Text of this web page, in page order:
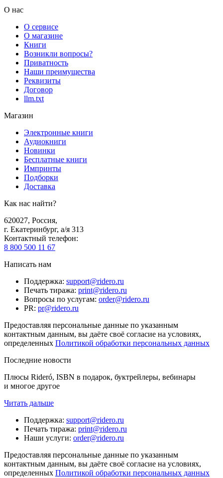
О нас
О сервисе
О магазине
Книги
Возникли вопросы?
Приватность
Наши преимущества
Реквизиты
Договор
llm.txt
Магазин
Электронные книги
Аудиокниги
Новинки
Бесплатные книги
Импринты
Подборки
Доставка
Как нас найти?
620027, Россия,
г. Екатеринбург, а/я 313
Контактный телефон:
8 800 500 11 67
Написать нам
Поддержка: support@ridero.ru
Печать тиража: print@ridero.ru
Вопросы по услугам: order@ridero.ru
PR: pr@ridero.ru
Предоставляя персональные данные по указанным
контактным данным, вы даёте своё согласие на условиях,
определенных Политикой обработки персональных данных
Последние новости
Плюсы Rideró, ISBN в подарок, буктрейлеры, вебинары
и многое другое
Читать дальше
Поддержка: support@ridero.ru
Печать тиража: print@ridero.ru
Наши услуги: order@ridero.ru
Предоставляя персональные данные по указанным
контактным данным, вы даёте своё согласие на условиях,
определенных Политикой обработки персональных данных